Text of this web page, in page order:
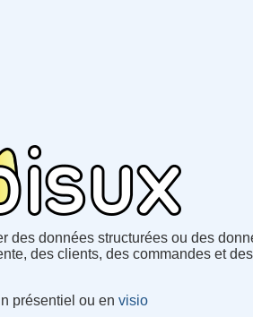
des données structurées ou des
des clients, des commandes et
présentiel ou en visio